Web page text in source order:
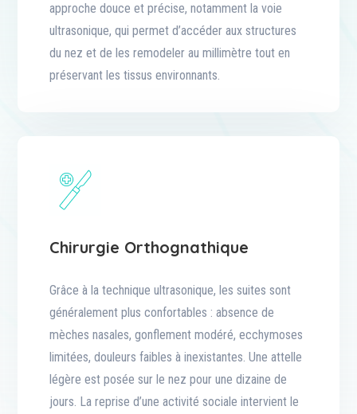
approche douce et précise, notamment la voie
ultrasonique, qui permet d’accéder aux structures
du nez et de les remodeler au millimètre tout en
préservant les tissus environnants.
Chirurgie Orthognathique
Grâce à la technique ultrasonique, les suites sont
généralement plus confortables : absence de
mèches nasales, gonflement modéré, ecchymoses
limitées, douleurs faibles à inexistantes. Une attelle
légère est posée sur le nez pour une dizaine de
jours. La reprise d’une activité sociale intervient le